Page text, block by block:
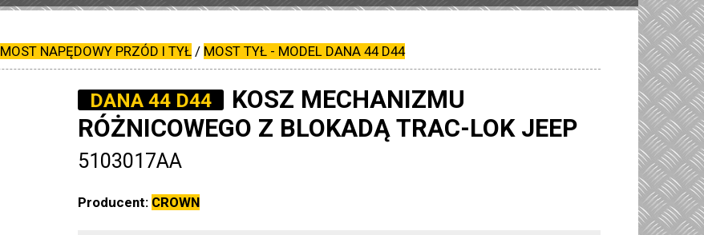
MOST NAPĘDOWY PRZÓD I TYŁ / MOST TYŁ - MODEL DANA 44 D44
DANA 44 D44
KOSZ MECHANIZMU
RÓŻNICOWEGO Z BLOKADĄ TRAC-LOK JEEP
5103017AA
Producent: CROWN